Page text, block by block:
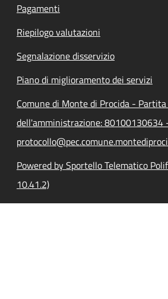
Pagamenti
Riepilogo valutazioni
Segnalazione disservizio
Piano di miglioramento dei servizi
Comune di Monte di Procida - Partita
dell'amministrazione: 80100130634
Powered by Sportello Telematico
10.41.2)